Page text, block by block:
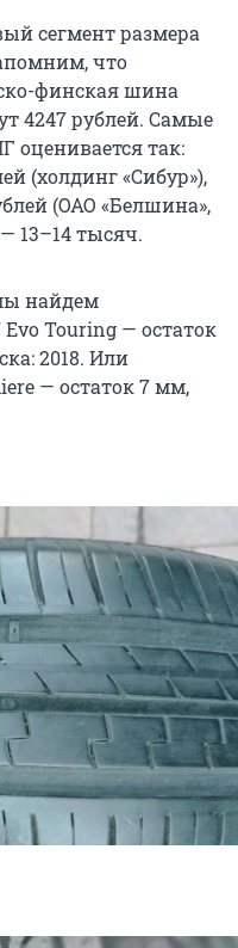
сегмент размера
что
финская шина
4247 рублей. Самые
так:
(холдинг «Сибур»),
(ОАО «Белшина»,
13–14 тысяч.
найдем
Touring — остаток
2018. Или
— остаток 7 мм,